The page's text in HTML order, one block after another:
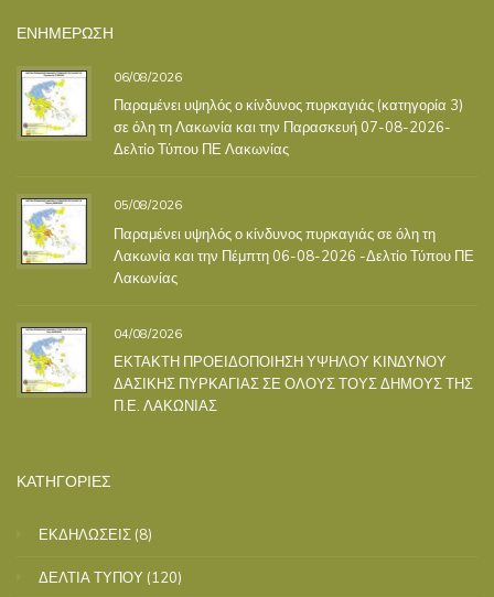
ΕΝΗΜΕΡΩΣΗ
06/08/2026
Παραμένει υψηλός ο κίνδυνος πυρκαγιάς (κατηγορία 3)
σε όλη τη Λακωνία και την Παρασκευή 07-08-2026-
Δελτίο Τύπου ΠΕ Λακωνίας
05/08/2026
Παραμένει υψηλός ο κίνδυνος πυρκαγιάς σε όλη τη
Λακωνία και την Πέμπτη 06-08-2026 -Δελτίο Τύπου ΠΕ
Λακωνίας
04/08/2026
ΕΚΤΑΚΤΗ ΠΡΟΕΙΔΟΠΟΙΗΣΗ ΥΨΗΛΟΥ ΚΙΝΔΥΝΟΥ
ΔΑΣΙΚΗΣ ΠΥΡΚΑΓΙΑΣ ΣΕ ΟΛΟΥΣ ΤΟΥΣ ΔΗΜΟΥΣ ΤΗΣ
Π.Ε. ΛΑΚΩΝΙΑΣ
ΚΑΤΗΓΟΡΙΕΣ
ΕΚΔΗΛΩΣΕΙΣ (8)
ΔΕΛΤΙΑ ΤΥΠΟΥ (120)